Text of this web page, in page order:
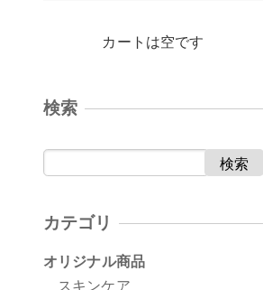
カートは空です
検索
検索
カテゴリ
オリジナル商品
スキンケア